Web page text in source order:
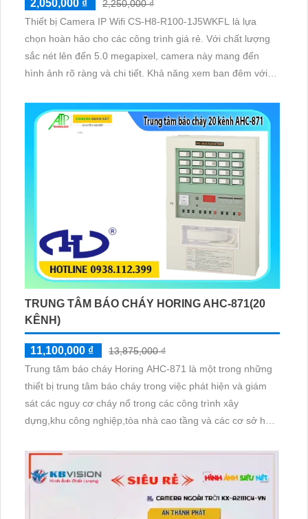
2,050,000 ₫
2,250,000 ₫
Thiết bị Camera IP Wifi CS-H8-R100-1J5WKFL là lựa
chọn hoàn hảo cho các công trình giá rẻ. Với chất lượng
sắc nét lên đến 5.0 megapixel, camera này mang đến
hình ảnh rõ ràng và chi tiết. Khả năng xem ban đêm với
giảm chất lượng
TRUNG TÂM BÁO CHÁY HORING AHC-871(20
KÊNH)
11,100,000 ₫
13,875,000 ₫
Trung tâm báo cháy Horing AHC-871 là một trong những
thiết bị trung tâm báo cháy trong việc phát hiện và giám
sát các nguy cơ cháy nổ trong các công trình xây
dựng,khu công nghiệp,tòa nhà cao tầng và các cơ sở hạ
AHC-871 mang đến một giải pháp hiệu quả và an toàn
cho các hệ thống báo cháy chuyên nghiệp.